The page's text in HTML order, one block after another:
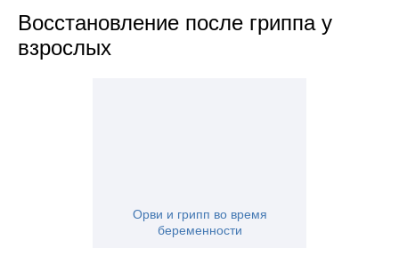
Восстановление после гриппа у
взрослых
Орви и грипп во время
беременности